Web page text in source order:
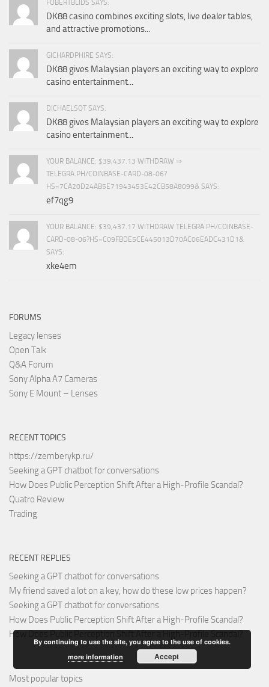
FOBERTBLIDS SAYS:
DK88 casino combines exciting slots, live dealer tables,
and attractive promotions...
GICHARDPHIRE SAYS:
DK88 gives Malaysian players an exciting way to explore
casino entertainment...
DICHAELSOT SAYS:
DK88 gives Malaysian players an exciting way to explore
casino entertainment...
YOUR BALANCE: $39,437.13 WITHDRAW ⇒
TELEGRA.PH/COINBASE-CARD-08-06?
HS=7CA20D24AB5E71943453E42CB58A8099& SAYS:
ef7qg9
YOUR BALANCE: $39,437.17 WITHDRAW TELEGRA.PH/COINBASE-
CARD-08-06?HS=C09FBDE5CE445013D70AC06EADC431D1&
SAYS:
xke4em
FORUMS
Legacy lenses
Open Talk
Q&A Forum
Sony Alpha A7 Cameras
Sony E Mount – Lenses
RECENT TOPICS
https://zemberykp.ru/
Seeking a GPT chatbot for conversations
How Does Public Perception Shift After a High-Profile Scandal?
Quatro Review
Trading
RECENT REPLIES
Seeking a GPT chatbot for conversations
My friend saved a lot on a key, how do these low prices happen?
Seeking a GPT chatbot for conversations
How Does Public Perception Shift After a High-Profile Scandal?
How Does Public Perception Shift After a High-Profile Scandal?
Most popular topics
By continuing to use the site, you agree to the use of cookies.
more information
Accept